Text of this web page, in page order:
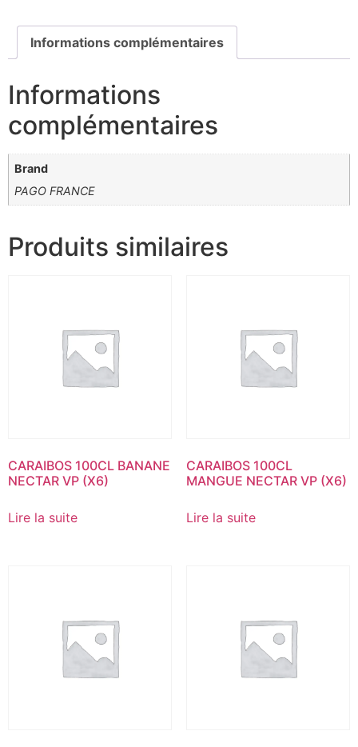
Informations complémentaires
Informations
complémentaires
Brand
PAGO FRANCE
Produits similaires
CARAIBOS 100CL BANANE
NECTAR VP (X6)
Lire la suite
CARAIBOS 100CL
MANGUE NECTAR VP (X6)
Lire la suite